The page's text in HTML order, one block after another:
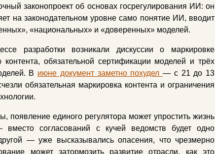
законопроект об основах госрегулирования ИИ: он
на законодательном уровне само понятие ИИ, вводит
«национальных» и «доверенных» моделей.
разработки возникали дискуссии о маркировке
контента, обязательной сертификации моделей и трёх
В июне документ заметно похудел— с 21 до 13
обязательная маркировка контента и ограничения
появление единого регулятора может упростить жизнь
вместо согласований с кучей ведомств будет одно
— уже высказывались опасения, что чрезмерно
может затормозить развитие отрасли, как это